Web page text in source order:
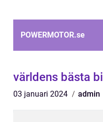
POWERMOTOR.se
världens bästa bil
03 januari 2024 admin